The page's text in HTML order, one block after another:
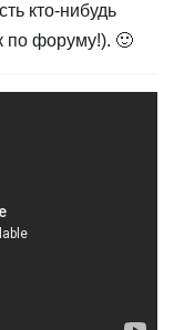
кто-нибудь
по форуму!). 🙂